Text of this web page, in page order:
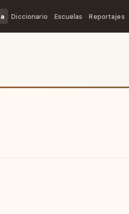
Diccionario Escuelas Reportajes